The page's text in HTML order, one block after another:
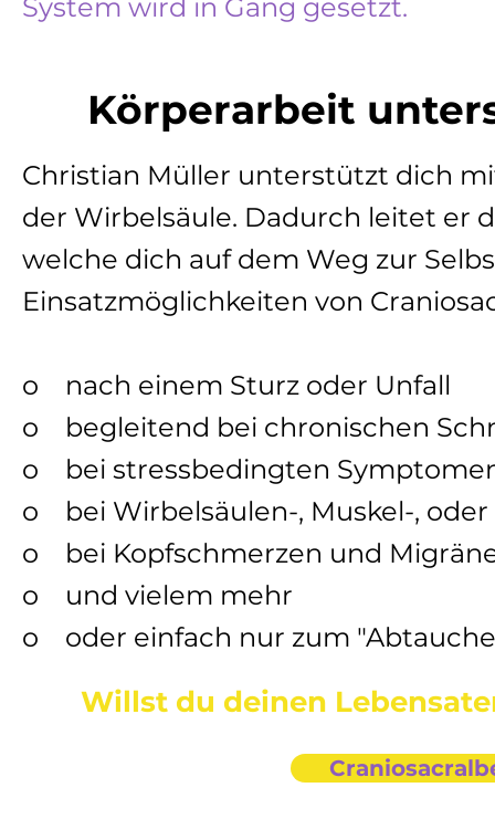
System wird in Gang gesetzt.
Körperarbeit
Christian Müller unterstützt dich
der Wirbelsäule. Dadurch leitet er
welche dich auf dem Weg zur
Einsatzmöglichkeiten von
o nach einem Sturz oder Unfall
o begleitend bei chronischen
o bei stressbedingten
o bei Wirbelsäulen-, Muskel-,
o bei Kopfschmerzen und
o und vielem mehr
o oder einfach nur zum
Willst du deinen